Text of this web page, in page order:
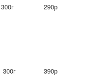
300г
290р
300г
390р